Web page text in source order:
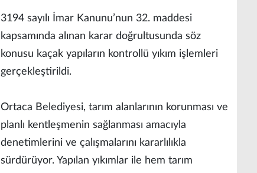
3194 sayılı İmar Kanunu’nun 32. maddesi
kapsamında alınan karar doğrultusunda söz
konusu kaçak yapıların kontrollü yıkım işlemleri
gerçekleştirildi.
Ortaca Belediyesi, tarım alanlarının korunması ve
planlı kentleşmenin sağlanması amacıyla
denetimlerini ve çalışmalarını kararlılıkla
sürdürüyor. Yapılan yıkımlar ile hem tarım